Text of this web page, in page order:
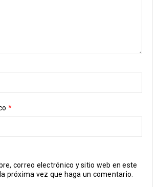
*
correo electrónico y sitio web en este
próxima vez que haga un comentario.